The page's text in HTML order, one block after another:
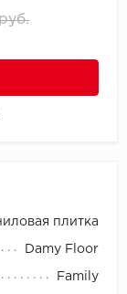
No brand
плитка
Damy Floor
Family